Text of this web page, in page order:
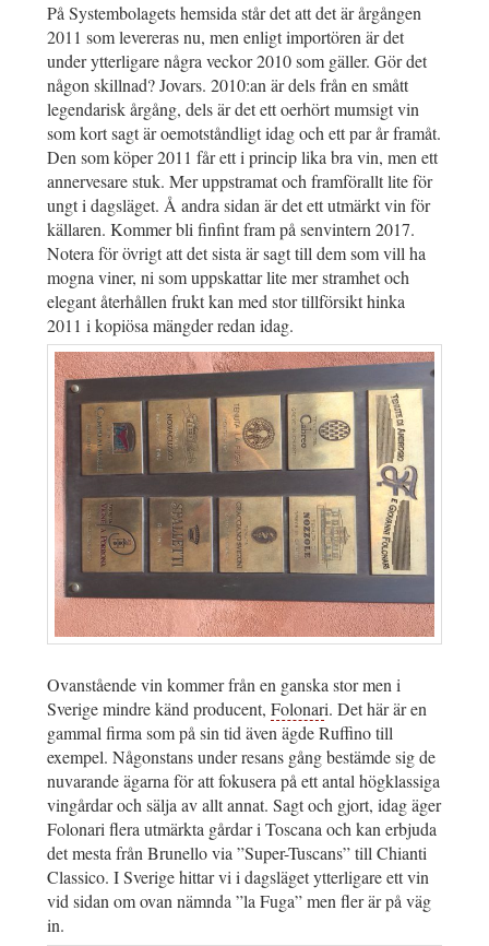
På Systembolagets hemsida står det att det är årgången
2011 som levereras nu, men enligt importören är det
under ytterligare några veckor 2010 som gäller. Gör det
någon skillnad? Jovars. 2010:an är dels från en smått
legendarisk årgång, dels är det ett oerhört mumsigt vin
som kort sagt är oemotståndligt idag och ett par år framåt.
Den som köper 2011 får ett i princip lika bra vin, men ett
annervesare stuk. Mer uppstramat och framförallt lite för
ungt i dagsläget. Å andra sidan är det ett utmärkt vin för
källaren. Kommer bli finfint fram på senvintern 2017.
Notera för övrigt att det sista är sagt till dem som vill ha
mogna viner, ni som uppskattar lite mer stramhet och
elegant återhållen frukt kan med stor tillförsikt hinka
2011 i kopiösa mängder redan idag.
Ovanstående vin kommer från en ganska stor men i
Sverige mindre känd producent, Folonari. Det här är en
gammal firma som på sin tid även ägde Ruffino till
exempel. Någonstans under resans gång bestämde sig de
nuvarande ägarna för att fokusera på ett antal högklassiga
vingårdar och sälja av allt annat. Sagt och gjort, idag äger
Folonari flera utmärkta gårdar i Toscana och kan erbjuda
det mesta från Brunello via ”Super-Tuscans” till Chianti
Classico. I Sverige hittar vi i dagsläget ytterligare ett vin
vid sidan om ovan nämnda ”la Fuga” men fler är på väg
in.